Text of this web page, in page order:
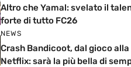
Altro che Yamal: svelato il
forte di tutto FC26
NEWS
Crash Bandicoot, dal gioco alla
Netflix: sarà la più bella di